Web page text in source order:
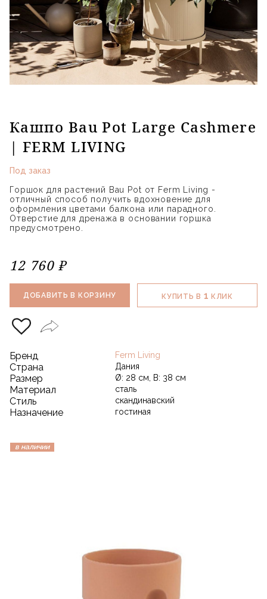
Кашпо Bau Pot Large Cashmere
| FERM LIVING
Под заказ
Горшок для растений Bau Pot от Ferm Living -
отличный способ получить вдохновение для
оформления цветами балкона или парадного.
Отверстие для дренажа в основании горшка
предусмотрено.
12 760 ₽
ДОБАВИТЬ В КОРЗИНУ КУПИТЬ В 1 КЛИК
Бренд Ferm Living
Страна Дания
Размер Ø: 28 см, В: 38 см
Материал сталь
Стиль скандинавский
Назначение гостиная
в наличии